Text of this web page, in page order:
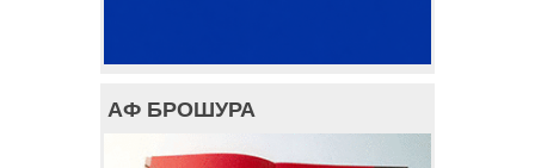
АФ БРОШУРА